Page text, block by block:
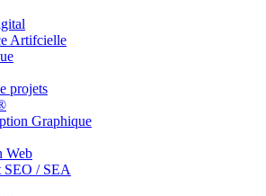
Artifcielle
projets
Graphique
Web
SEO / SEA